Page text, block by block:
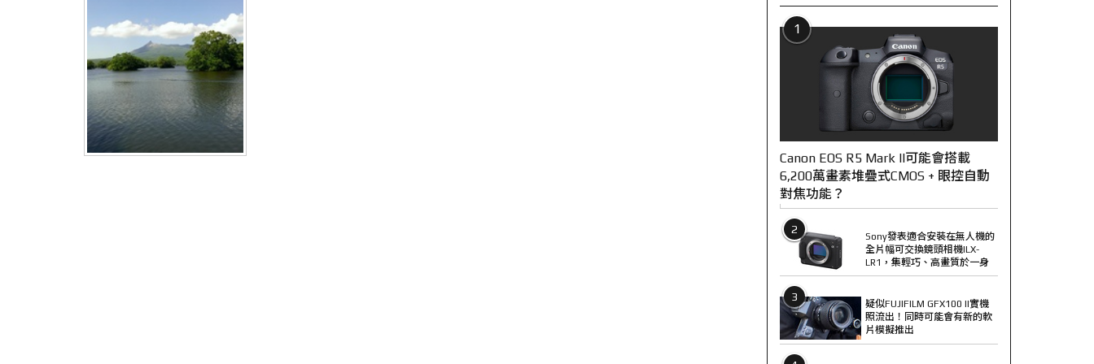
1
Canon EOS R5 Mark II可能會搭載
6,200萬畫素堆疊式CMOS + 眼控自動
對焦功能？
2
Sony發表適合安裝在無人機的
全片幅可交換鏡頭相機ILX-
LR1，集輕巧、高畫質於一身
3
疑似FUJIFILM GFX100 II實機
照流出！同時可能會有新的軟
片模擬推出